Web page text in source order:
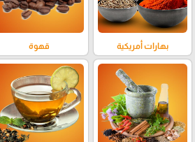
بهارات أمريكية قهوة